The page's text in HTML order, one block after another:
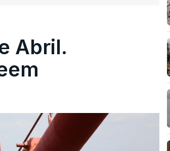
Abril.